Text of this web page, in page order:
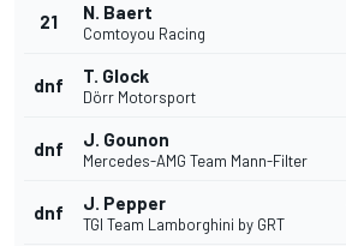
21 N. Baert
Comtoyou Racing
dnf T. Glock
Dörr Motorsport
dnf J. Gounon
Mercedes-AMG Team Mann-Filter
dnf J. Pepper
TGI Team Lamborghini by GRT